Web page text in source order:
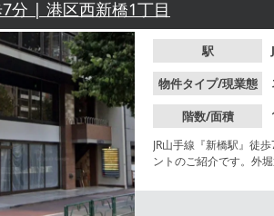
分 | 港区西新橋1丁目
駅
物件タイプ/現業態
階数/面積
JR山手線『新橋駅』徒
ントのご紹介です。外